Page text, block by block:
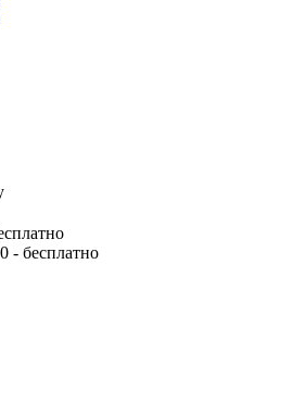
- бесплатно